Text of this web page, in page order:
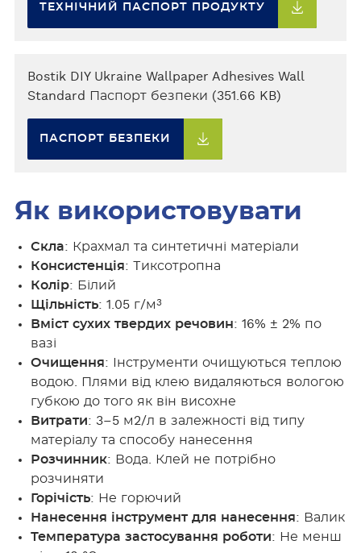
ТЕХНІЧНИЙ ПАСПОРТ ПРОДУКТУ
Bostik DIY Ukraine Wallpaper Adhesives Wall
Standard Паспорт безпеки (351.66 KB)
ПАСПОРТ БЕЗПЕКИ
Як використовувати
Скла: Крахмал та синтетичні матеріали
Консистенція: Tиксотропна
Колір: Білий
Щільність: 1.05 г/м3
Вміст сухих твердих речовин: 16% ± 2% по
вазі
Очищення: Інструменти очищуються теплою
водою. Плями від клею видаляються вологою
губкою до того як він висохне
Витрати: 3–5 м2/л в залежності від типу
матеріалу та способу нанесення
Розчинник: Вода. Клей не потрібно
розчиняти
Горічість: Не горючий
Нанесення інструмент для нанесення: Валик
Температура застосування роботи: Не менш